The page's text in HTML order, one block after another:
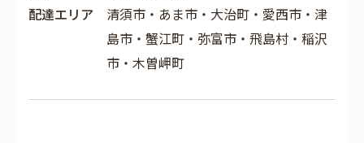
配達エリア
清須市・あま市・大治町・愛西市・津
島市・蟹江町・弥富市・飛島村・稲沢
市・木曽岬町